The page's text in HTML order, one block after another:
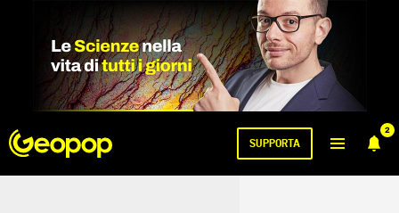
2
SUPPORTA